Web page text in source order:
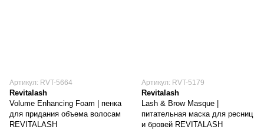
Артикул: RVT-5664
Revitalash
Volume Enhancing Foam | пенка
для придания объема волосам
REVITALASH
Артикул: RVT-5179
Revitalash
Lash & Brow Masque |
питательная маска для ресниц
и бровей REVITALASH